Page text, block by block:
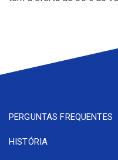
PERGUNTAS FREQUENTES
HISTÓRIA